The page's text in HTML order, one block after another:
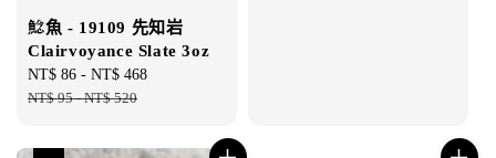
鯰魚 - 19109 先知岩
Clairvoyance Slate 3oz
Sale
price
NT$ 86 - NT$ 468
NT$ 95-NT$ 520